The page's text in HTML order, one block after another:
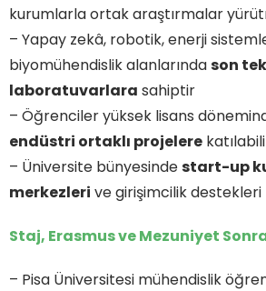
kurumlarla ortak araştırmalar
– Yapay zekâ, robotik, enerji
biyomühendislik alanlarındason
laboratuvarlara sahiptir
– Öğrenciler yüksek lisans
endüstri ortaklı projelere
– Üniversite bünyesindestart-up
merkezleri ve girişimcilik destekleri
Staj, Erasmus ve Mezuniyet
– Pisa Üniversitesi mühendislik